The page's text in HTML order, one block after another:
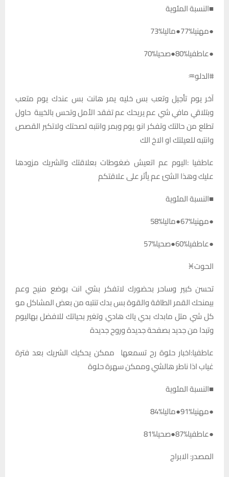
■النسبة المئوية
●مهنيا%77●ماليا%73
●عاطفيا%80●صحيا%70
#الدلو♒️
آخر يوم تأجيل وتعب بس خليه يمر هانت بس عندك يوم متعب
وبتلاقي مافي شي عم يريحك عم تفقد الأمل وتحس بالخيبة حاول
تطلع من حالتك وتفكر انو يوم وبمر وانتبه لصحتك ولاتكبر القصص
وانتبه للعيلتك او الاخ الك
عاطفيا :اليوم عم اتعيش ضغوطات بعلاقتك والشريك مزودها
عليك وهذا الشئ عم يأثر على علاقتكم
■النسبة المئوية
●مهنيا%67●ماليا%58
●عاطفيا%60●صحيا%57
الحوت♓️
تحسن كبير وساحر بحضورك لاتفكر بشي انت بوضع منيح وعم
بيمنحك القمر الطاقة والقوة بس بدك تنتبه من بعض المشاكل مو
كل شي متل مابدك بدي ياك هادي وتغير بحياتك للافضل بهاليوم
وتبدا من جديد بصفحة جديدة وروح جديدة
عاطفيا:اخبار حلوة رح تسمعها ممكن يحكيك الشريك بعد فترة
غياب اذا ناطر هالشي وممكن سهرة حلوة
■النسبة المئوية
●مهنيا%91●ماليا%84
●عاطفيا%87●صحيا%81
المصدر: الابراج